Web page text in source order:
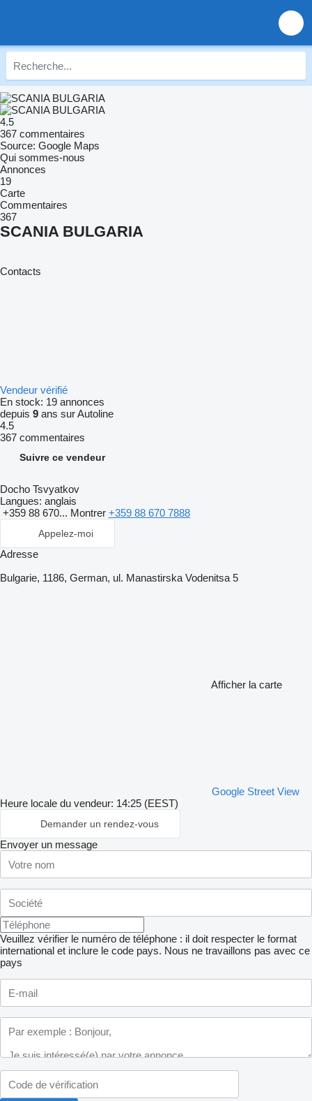
4.5
367 commentaires
Source: Google Maps
Qui sommes-nous
Annonces
19
Carte
Commentaires
367
SCANIA BULGARIA
Contacts
Vendeur vérifié
En stock: 19 annonces
depuis 9 ans sur Autoline
4.5
367 commentaires
Suivre ce vendeur
Docho Tsvyatkov
Langues: anglais
+359 88 670... Montrer +359 88 670 7888
Appelez-moi
Adresse
Bulgarie, 1186, German, ul. Manastirska Vodenitsa 5
Afficher la carte
Google Street View
Heure locale du vendeur: 14:25 (EEST)
Demander un rendez-vous
Envoyer un message
Veuillez vérifier le numéro de téléphone : il doit respecter le format
international et inclure le code pays. Nous ne travaillons pas avec ce
pays